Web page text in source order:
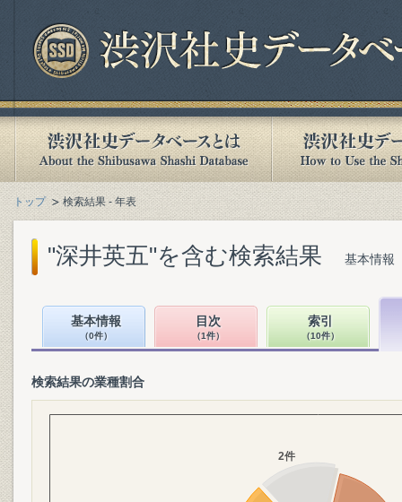
トップ 検索結果 - 年表
"深井英五"を含む検索結果 基本情報
基本情報
（0件）
目次
（1件）
索引
（10件）
検索結果の業種割合